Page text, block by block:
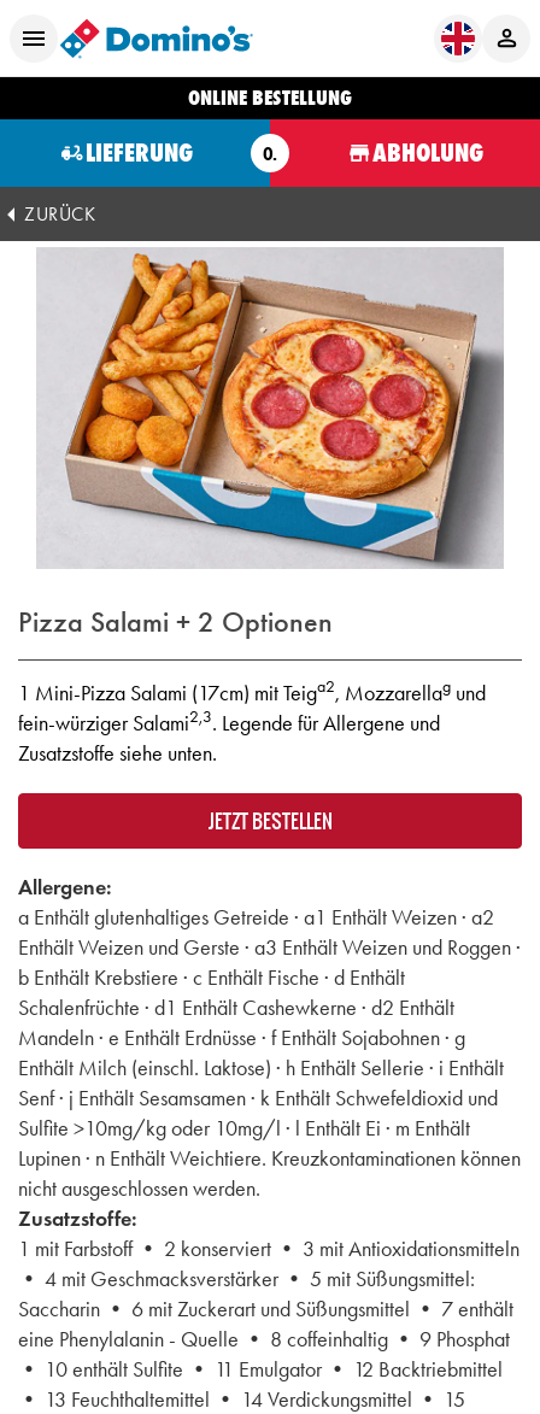
ONLINE BESTELLUNG
LIEFERUNG O. ABHOLUNG
ZURÜCK
Pizza Salami + 2 Optionen
1 Mini-Pizza Salami (17cm) mit Teiga2, Mozzarellag und
fein-würziger Salami2,3. Legende für Allergene und
Zusatzstoffe siehe unten.
JETZT BESTELLEN
Allergene:
a Enthält glutenhaltiges Getreide · a1 Enthält Weizen · a2
Enthält Weizen und Gerste · a3 Enthält Weizen und Roggen ·
b Enthält Krebstiere · c Enthält Fische · d Enthält
Schalenfrüchte · d1 Enthält Cashewkerne · d2 Enthält
Mandeln · e Enthält Erdnüsse · f Enthält Sojabohnen · g
Enthält Milch (einschl. Laktose) · h Enthält Sellerie · i Enthält
Senf · j Enthält Sesamsamen · k Enthält Schwefeldioxid und
Sulfite >10mg/kg oder 10mg/l · l Enthält Ei · m Enthält
Lupinen · n Enthält Weichtiere. Kreuzkontaminationen können
nicht ausgeschlossen werden.
Zusatzstoffe:
1 mit Farbstoff • 2 konserviert • 3 mit Antioxidationsmitteln
• 4 mit Geschmacksverstärker • 5 mit Süßungsmittel:
Saccharin • 6 mit Zuckerart und Süßungsmittel • 7 enthält
eine Phenylalanin - Quelle • 8 coffeinhaltig • 9 Phosphat
• 10 enthält Sulfite • 11 Emulgator • 12 Backtriebmittel
• 13 Feuchthaltemittel • 14 Verdickungsmittel • 15